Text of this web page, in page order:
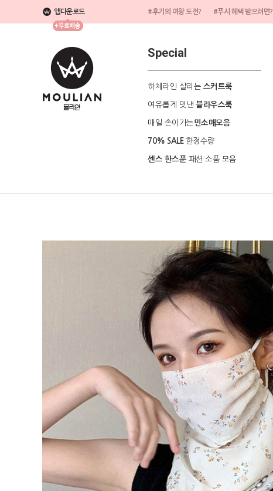
앱다운로드 #후기의 여왕 도전? #푸시 혜택 받으려면?
Special
하체라인 살리는 스커트룩
여유롭게 멋낸 블라우스룩
매일 손이가는민소매모음
70% SALE 한정수량
센스 한스푼패션 소품 모음